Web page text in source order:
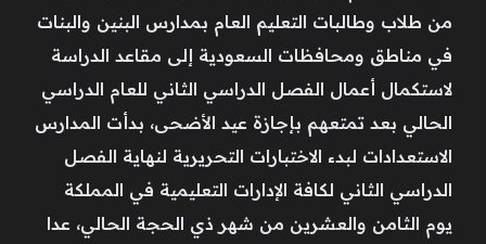
من طلاب وطالبات التعليم العام بمدارس البنين والبنات
في مناطق ومحافظات السعودية إلى مقاعد الدراسة
لاستكمال أعمال الفصل الدراسي الثاني للعام الدراسي
الحالي بعد تمتعهم بإجازة عيد الأضحى، بدأت المدارس
الاستعدادات لبدء الاختبارات التحريرية لنهاية الفصل
الدراسي الثاني لكافة الإدارات التعليمية في المملكة
يوم الثامن والعشرين من شهر ذي الحجة الحالي، عدا